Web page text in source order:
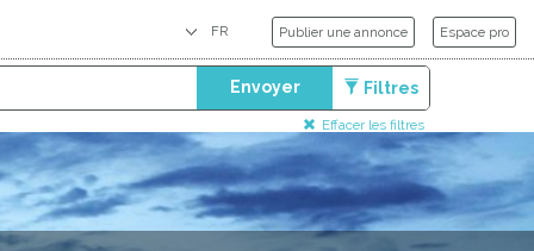
Publier une annonce Espace pro
Envoyer Filtres
Effacer les filtres